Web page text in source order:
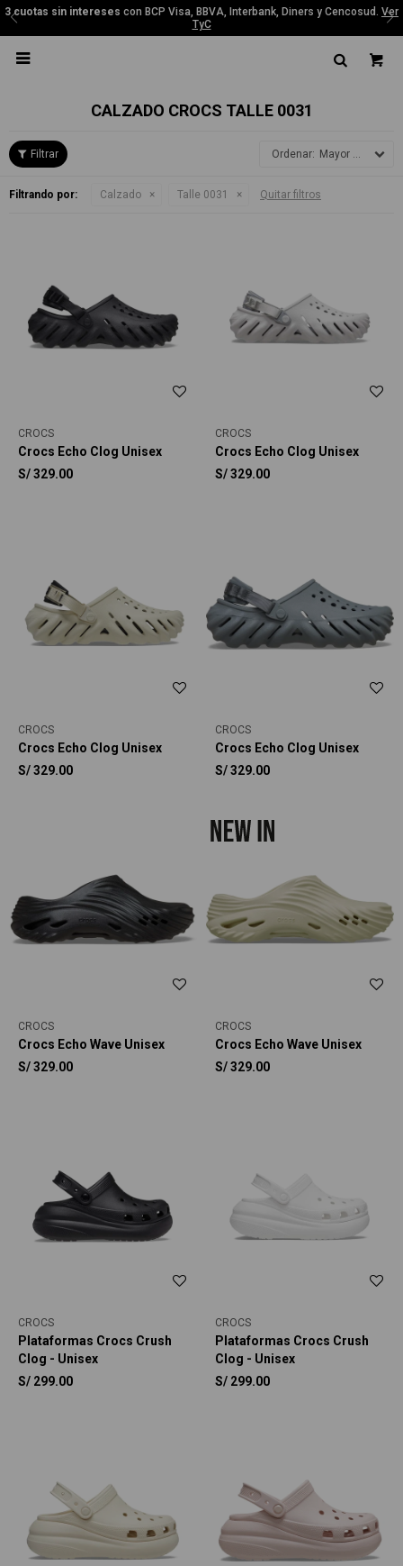
3 cuotas sin intereses con BCP Visa, BBVA, Interbank, Diners y Cencosud. Ver
TyC

CALZADO CROCS TALLE 0031
Mayor precio
Filtrando por: Calzado Talle 0031 Quitar filtros
CROCS
Crocs Echo Clog Unisex
S/329.00
CROCS
Crocs Echo Clog Unisex
S/329.00
CROCS
Crocs Echo Clog Unisex
S/329.00
CROCS
Crocs Echo Clog Unisex
S/329.00
CROCS
Crocs Echo Wave Unisex
S/329.00
CROCS
Crocs Echo Wave Unisex
S/329.00
CROCS
Plataformas Crocs Crush
Clog - Unisex
S/ 299.00
CROCS
Plataformas Crocs Crush
Clog - Unisex
S/ 299.00